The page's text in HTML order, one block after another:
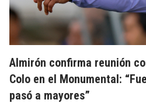
Almirón confirma reunión
Colo en el Monumental:
pasó a mayores”